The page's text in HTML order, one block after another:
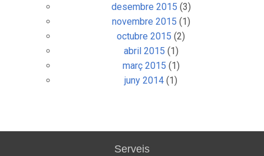
desembre 2015 (3)
novembre 2015 (1)
octubre 2015 (2)
abril 2015 (1)
març 2015 (1)
juny 2014 (1)
Serveis